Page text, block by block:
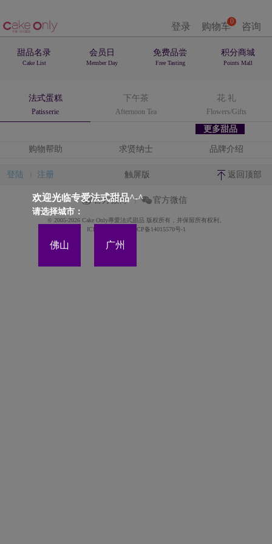
登录 0
购物车 咨询
甜品名录
Cake List
会员日
Member Day
免费品尝
Free Tasting
积分商城
Points Mall
法式蛋糕
Patisserie
下午茶
Afternoon Tea
花.礼
Flowers/Gifts
更多甜品
欢迎光临专爱法式甜品^-^
请选择城市：
佛山 广州
购物帮助 求贤纳士 品牌介绍
登陆 注册 触屏版 返回顶部
官方微博 官方微信
© 2005-2026 Cake Only專愛法式甜品 版权所有，并保留所有权利。
ICP备案证书号:粤ICP备14015570号-1